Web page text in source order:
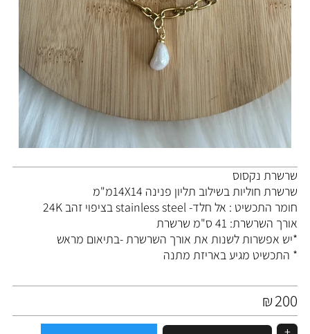
שרשרת נקסוס
שרשרת חוליות בשילוב תליון פנינה 14X14מ"מ
חומר התכשיט : אל חלד- stainless steel בציפוי זהב 24K
אורך השרשרת: 41 ס"מ שרשרת
*יש אפשרות לשנות את אורך השרשרת -בתיאום מראש
* התכשיט מגיע באריזת מתנה
₪200